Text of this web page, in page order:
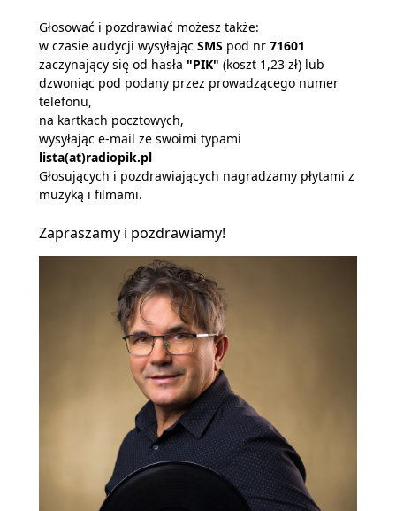
Głosować i pozdrawiać możesz także:
w czasie audycji wysyłając SMS pod nr 71601
zaczynający się od hasła "PIK" (koszt 1,23 zł) lub
dzwoniąc pod podany przez prowadzącego numer
telefonu,
na kartkach pocztowych,
wysyłając e-mail ze swoimi typami
lista(at)radiopik.pl
Głosujących i pozdrawiających nagradzamy płytami z
muzyką i filmami.
Zapraszamy i pozdrawiamy!